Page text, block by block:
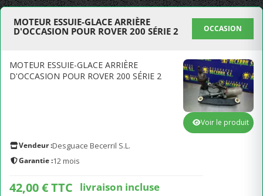
MOTEUR ESSUIE-GLACE ARRIÈRE
D'OCCASION POUR ROVER 200 SÉRIE 2
OCCASION
MOTEUR ESSUIE-GLACE ARRIÈRE
D'OCCASION POUR ROVER 200 SÉRIE 2
Vendeur :Desguace Becerril S.L.
Garantie :12 mois
42,00 € TTC livraison incluse
Voir le produit